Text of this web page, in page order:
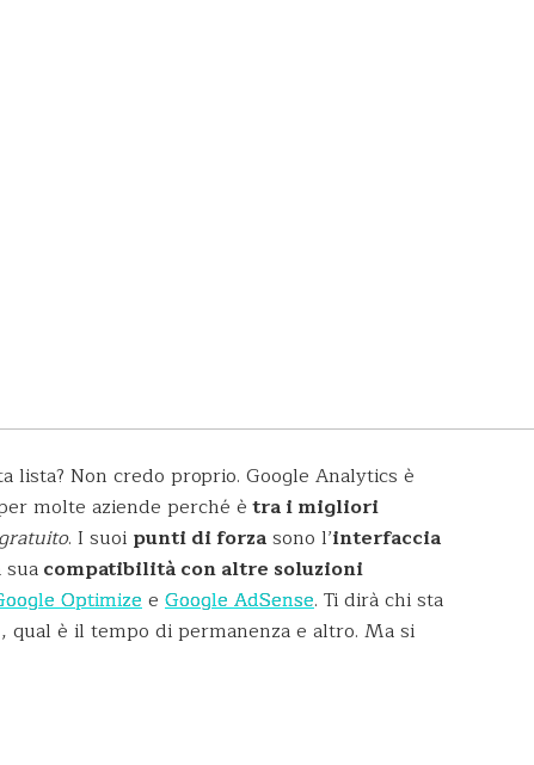
lista? Non credo proprio. Google Analytics è
molte aziende perché ètra i migliori
. I suoi punti di forzasono l’interfaccia
compatibilità con altre soluzioni
Optimizee Google AdSense. Ti dirà chi sta
è il tempo di permanenza e altro. Ma si